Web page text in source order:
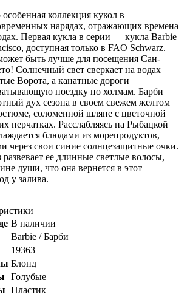
коллекция кукол в
нарядах, отражающих времена
Первая кукла в серии — кукла Barbie
доступная только в FAO Schwarz.
быть лучше для посещения Сан-
Солнечный свет сверкает на водах
Ворота, а канатные дороги
поездку по холмам. Барби
дух сезона в своем свежем желтом
соломенной шляпе с цветочной
перчатках. Расслабляясь на Рыбацкой
блюдами из морепродуктов,
через свои синие солнцезащитные очки.
ее длинные светлые волосы,
души, что она вернется в этот
у залива.
В наличии
Barbie / Барби
19363
Блонд
Голубые
Пластик